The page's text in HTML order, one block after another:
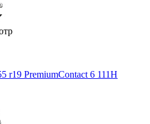
r19 PremiumContact 6 111H